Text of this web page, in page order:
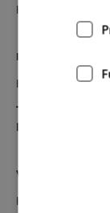
Hörselskadades
Tel:
VÅRA
Hörsellinjen - vår